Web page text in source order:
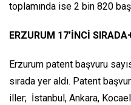
toplamında ise 2 bin 820
ERZURUM 17’İNCİ
Erzurum patent başvuru
sırada yer aldı. Patent
iller; İstanbul, Ankara,